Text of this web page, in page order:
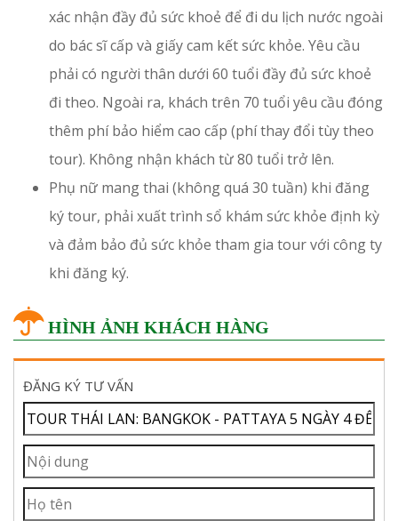
xác nhận đầy đủ sức khoẻ để đi du lịch nước ngoài
do bác sĩ cấp và giấy cam kết sức khỏe. Yêu cầu
phải có người thân dưới 60 tuổi đầy đủ sức khoẻ
đi theo. Ngoài ra, khách trên 70 tuổi yêu cầu đóng
thêm phí bảo hiểm cao cấp (phí thay đổi tùy theo
tour). Không nhận khách từ 80 tuổi trở lên.
Phụ nữ mang thai (không quá 30 tuần) khi đăng
ký tour, phải xuất trình sổ khám sức khỏe định kỳ
và đảm bảo đủ sức khỏe tham gia tour với công ty
khi đăng ký.
HÌNH ẢNH KHÁCH HÀNG
ĐĂNG KÝ TƯ VẤN